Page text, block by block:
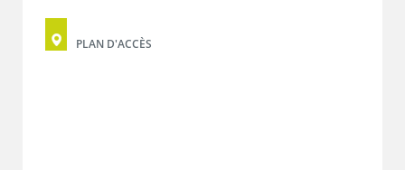
PLAN D'ACCÈS